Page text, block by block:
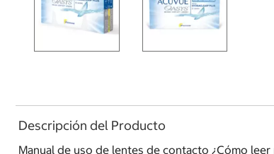
Descripción del Producto
Manual de uso de lentes de contacto ¿Cómo